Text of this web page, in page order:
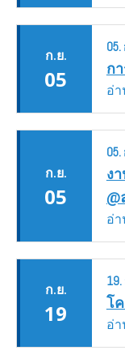
ก.ย.
05
05.
กา
อ่า
ก.ย.
05
05.
ง
อ่า
ก.ย.
19
19.
โค
อ่า